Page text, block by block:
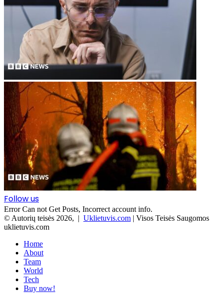
Follow us
Error Can not Get Posts, Incorrect account info.
© Autorių teisės 2026, | Uklietuvis.com | Visos Teisės Saugomos
uklietuvis.com
Home
About
Team
World
Tech
Buy now!